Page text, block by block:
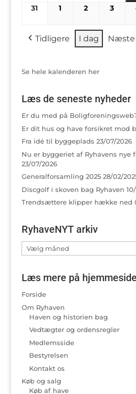
31 31/08/2026
1 01/09/2026
2 02/09/2026
3 03/
Tidligere I dag Næste
Se hele kalenderen her
Læs de seneste nyheder
Er du med på
Er dit hus og have forsikret mod
Fra idé til byggeplads 23/07/2026
Nu er byggeriet af Ryhavens
23/07/2026
Generalforsamling 2025 28/02/
Discgolf i skoven bag Ryhaven
Trendsættere klipper hække ned
RyhaveNYT arkiv
RyhaveNYT
arkiv
Læs mere på
Forside
Om Ryhaven
Haven og historien bag
Vedtægter og ordensregler
Medlemsside
Bestyrelsen
Kontakt os
Køb og salg
Køb af have